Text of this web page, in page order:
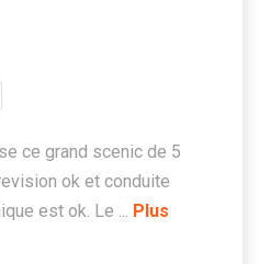
ce grand scenic de 5
ok et conduite
est ok. Le ... Plus